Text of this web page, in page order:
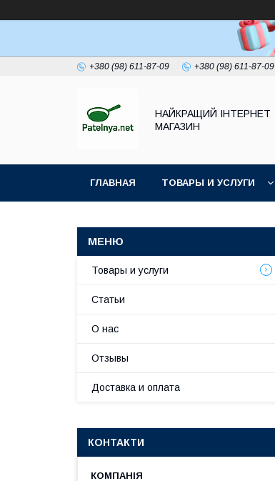
+380 (98) 611-87-09 +380 (98) 611-87-09
НАЙКРАЩИЙ ІНТЕРНЕТ
МАГАЗИН
ГЛАВНАЯ ТОВАРЫ И УСЛУГИ
Товары и услуги
Статьи
О нас
Отзывы
Доставка и оплата
КОНТАКТИ